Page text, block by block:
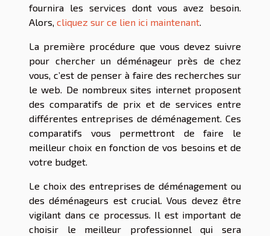
fournira les services dont vous avez besoin.
Alors, cliquez sur ce lien ici maintenant.
La première procédure que vous devez suivre
pour chercher un déménageur près de chez
vous, c’est de penser à faire des recherches sur
le web. De nombreux sites internet proposent
des comparatifs de prix et de services entre
différentes entreprises de déménagement. Ces
comparatifs vous permettront de faire le
meilleur choix en fonction de vos besoins et de
votre budget.
Le choix des entreprises de déménagement ou
des déménageurs est crucial. Vous devez être
vigilant dans ce processus. Il est important de
choisir le meilleur professionnel qui sera